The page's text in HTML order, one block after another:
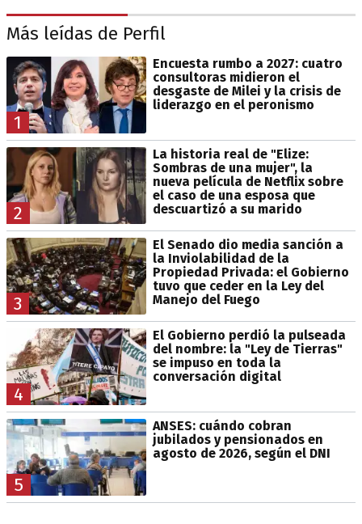
Más leídas de Perfil
1
Encuesta rumbo a 2027: cuatro
consultoras midieron el
desgaste de Milei y la crisis de
liderazgo en el peronismo
2
La historia real de "Elize:
Sombras de una mujer", la
nueva película de Netflix sobre
el caso de una esposa que
descuartizó a su marido
3
El Senado dio media sanción a
la Inviolabilidad de la
Propiedad Privada: el Gobierno
tuvo que ceder en la Ley del
Manejo del Fuego
4
El Gobierno perdió la pulseada
del nombre: la "Ley de Tierras"
se impuso en toda la
conversación digital
5
ANSES: cuándo cobran
jubilados y pensionados en
agosto de 2026, según el DNI